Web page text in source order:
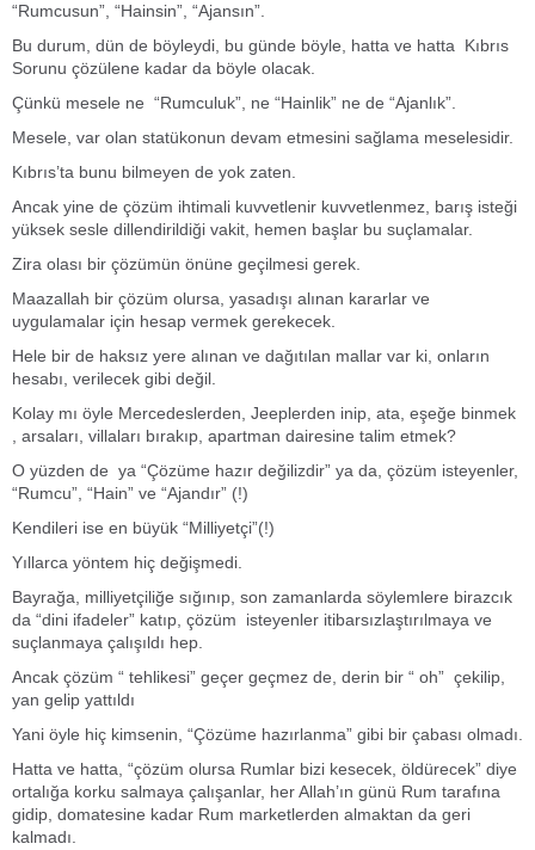
“Rumcusun”, “Hainsin”, “Ajansın”.
Bu durum, dün de böyleydi, bu günde böyle, hatta ve hatta Kıbrıs
Sorunu çözülene kadar da böyle olacak.
Çünkü mesele ne “Rumculuk”, ne “Hainlik” ne de “Ajanlık”.
Mesele, var olan statükonun devam etmesini sağlama meselesidir.
Kıbrıs’ta bunu bilmeyen de yok zaten.
Ancak yine de çözüm ihtimali kuvvetlenir kuvvetlenmez, barış isteği
yüksek sesle dillendirildiği vakit, hemen başlar bu suçlamalar.
Zira olası bir çözümün önüne geçilmesi gerek.
Maazallah bir çözüm olursa, yasadışı alınan kararlar ve
uygulamalar için hesap vermek gerekecek.
Hele bir de haksız yere alınan ve dağıtılan mallar var ki, onların
hesabı, verilecek gibi değil.
Kolay mı öyle Mercedeslerden, Jeeplerden inip, ata, eşeğe binmek
, arsaları, villaları bırakıp, apartman dairesine talim etmek?
O yüzden de ya “Çözüme hazır değilizdir” ya da, çözüm isteyenler,
“Rumcu”, “Hain” ve “Ajandır” (!)
Kendileri ise en büyük “Milliyetçi”(!)
Yıllarca yöntem hiç değişmedi.
Bayrağa, milliyetçiliğe sığınıp, son zamanlarda söylemlere birazcık
da “dini ifadeler” katıp, çözüm isteyenler itibarsızlaştırılmaya ve
suçlanmaya çalışıldı hep.
Ancak çözüm “ tehlikesi” geçer geçmez de, derin bir “ oh” çekilip,
yan gelip yattıldı
Yani öyle hiç kimsenin, “Çözüme hazırlanma” gibi bir çabası olmadı.
Hatta ve hatta, “çözüm olursa Rumlar bizi kesecek, öldürecek” diye
ortalığa korku salmaya çalışanlar, her Allah’ın günü Rum tarafına
gidip, domatesine kadar Rum marketlerden almaktan da geri
kalmadı.